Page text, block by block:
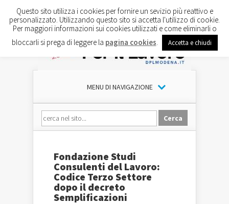
MENU DI NAVIGAZIONE
Fondazione Studi
Consulenti del Lavoro:
Codice Terzo Settore
dopo il decreto
Semplificazioni
Questo sito utilizza i cookies per fornire un sevizio più reattivo e
personalizzato. Utilizzando questo sito si accetta l'utilizzo di cookie.
Per maggiori informazioni sui cookies utilizzati e come eliminarli o
bloccarli si prega di leggere la pagina cookies Accetta e chiudi